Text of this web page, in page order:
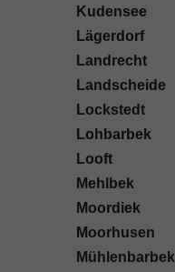
Kudensee
Lägerdorf
Landrecht
Landscheide
Lockstedt
Lohbarbek
Looft
Mehlbek
Moordiek
Moorhusen
Mühlenbarbek